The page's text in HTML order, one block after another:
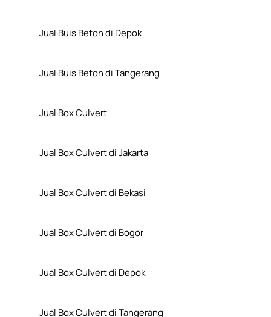
Jual Buis Beton di Depok
Jual Buis Beton di Tangerang
Jual Box Culvert
Jual Box Culvert di Jakarta
Jual Box Culvert di Bekasi
Jual Box Culvert di Bogor
Jual Box Culvert di Depok
Jual Box Culvert di Tangerang